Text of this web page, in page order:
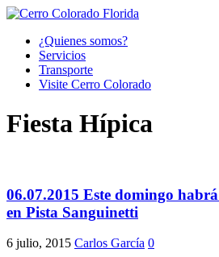
¿Quienes somos?
Servicios
Transporte
Visite Cerro Colorado
Fiesta Hípica
06.07.2015 Este domingo
en Pista Sanguinetti
6 julio, 2015 Carlos García 0